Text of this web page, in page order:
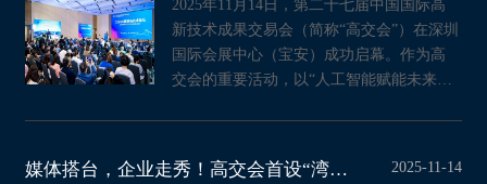
2025年11月14日，第二十七届中国国际高
新技术成果交易会（简称“高交会”）在深圳
国际会展中心（宝安）成功启幕。作为高
交会的重要活动，以“人工智能赋能未来产
媒体搭台，企业走秀！高交会首设“湾区T台”助企专场 2025-11-14